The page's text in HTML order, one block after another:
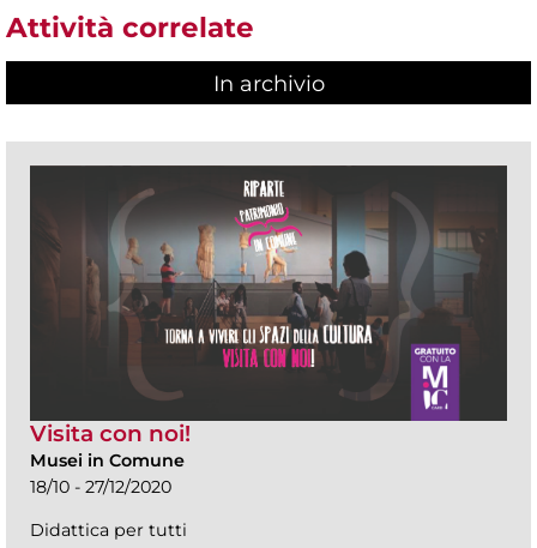
Attività correlate
In archivio
Visita con noi!
Musei in Comune
18/10 - 27/12/2020
Didattica per tutti